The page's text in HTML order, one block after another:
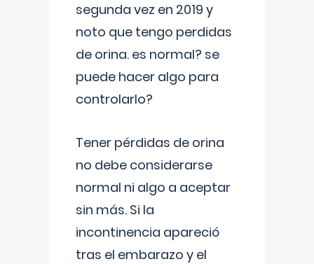
segunda vez en 2019 y
noto que tengo perdidas
de orina. es normal? se
puede hacer algo para
controlarlo?
Tener pérdidas de orina
no debe considerarse
normal ni algo a aceptar
sin más. Si la
incontinencia apareció
tras el embarazo y el